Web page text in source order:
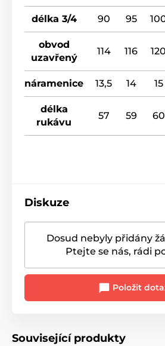
délka 3/4 90 95
obvod
uzavřený
114 116 120
náramenice 13,5 14 15
délka
rukávu
57 59 60
Diskuze
Dosud nebyly přidány
Ptejte se nás, rádi
Položit
Související produkty